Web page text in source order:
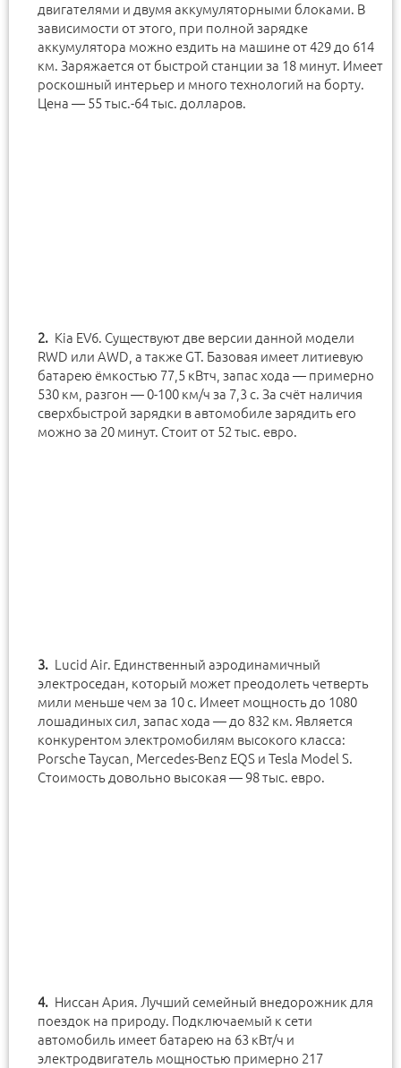
двигателями и двумя аккумуляторными блоками. В
зависимости от этого, при полной зарядке
аккумулятора можно ездить на машине от 429 до 614
км. Заряжается от быстрой станции за 18 минут. Имеет
роскошный интерьер и много технологий на борту.
Цена — 55 тыс.-64 тыс. долларов.
Kia EV6. Существуют две версии данной модели
RWD или AWD, а также GT. Базовая имеет литиевую
батарею ёмкостью 77,5 кВтч, запас хода — примерно
530 км, разгон — 0-100 км/ч за 7,3 с. За счёт наличия
сверхбыстрой зарядки в автомобиле зарядить его
можно за 20 минут. Стоит от 52 тыс. евро.
Lucid Air. Единственный аэродинамичный
электроседан, который может преодолеть четверть
мили меньше чем за 10 с. Имеет мощность до 1080
лошадиных сил, запас хода — до 832 км. Является
конкурентом электромобилям высокого класса:
Porsche Taycan, Mercedes-Benz EQS и Tesla Model S.
Стоимость довольно высокая — 98 тыс. евро.
Ниссан Ария. Лучший семейный внедорожник для
поездок на природу. Подключаемый к сети
автомобиль имеет батарею на 63 кВт/ч и
электродвигатель мощностью примерно 217